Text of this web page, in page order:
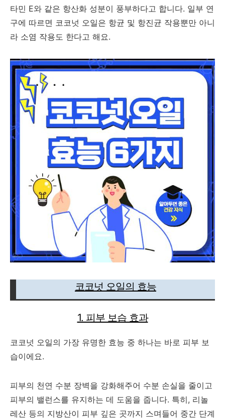
타민 E와 같은 항산화 성분이 풍부하다고 합니다. 일부 연
구에 따르면 코코넛 오일은 항균 및 항진균 작용뿐만 아니
라 소염 작용도 한다고 해요.
코코넛 오일의 효능
1. 피부 보습 효과
코코넛 오일의 가장 유명한 효능 중 하나는 바로 피부 보
습이에요.
피부의 천연 수분 장벽을 강화해주어 수분 손실을 줄이고
피부의 밸런스를 유지하는 데 도움을 줍니다. 특히, 리놀
레산 등의 지방산이 피부 깊은 곳까지 스며들어 중간 단계